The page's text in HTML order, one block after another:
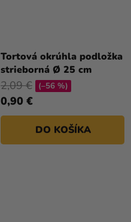
Tortová okrúhla podložka
strieborná Ø 25 cm
0,90 €
2,09 € (–56 %)
DO KOŠÍKA